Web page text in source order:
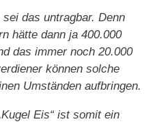
das untragbar. Denn
hätte dann ja 400.000
das immer noch 20.000
können solche
Umständen aufbringen.
Eis“ ist somit ein